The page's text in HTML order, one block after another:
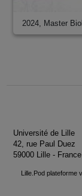
2024, Master
Université de Lille
42, rue Paul Duez
59000 Lille - France
Lille.Pod plateforme